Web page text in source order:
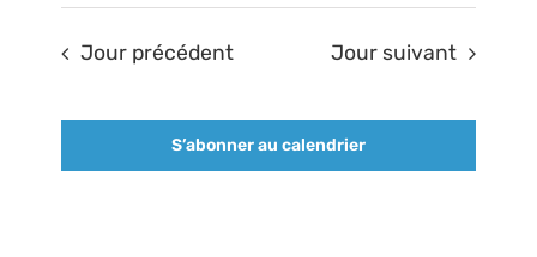
Programme
2026
de
vues
vues
date.
Jour précédent Jour suivant
S’abonner au calendrier